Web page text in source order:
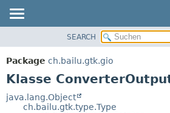
PACKAGE
KLASSE
VERALTET
SEARCH
Package ch.bailu.gtk.gio
Klasse
java.lang.Object
ch.bailu.gtk.type.Type